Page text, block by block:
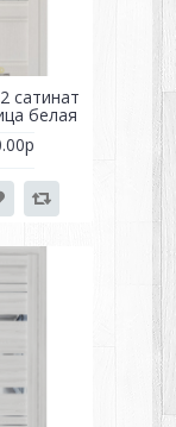
сатинат
белая